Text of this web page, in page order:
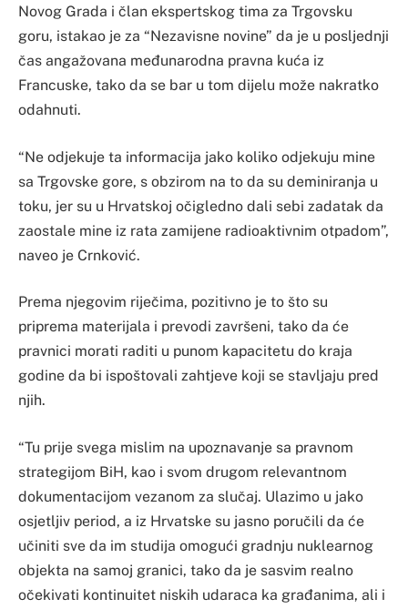
Novog Grada i član ekspertskog tima za Trgovsku
goru, istakao je za “Nezavisne novine” da je u posljednji
čas angažovana međunarodna pravna kuća iz
Francuske, tako da se bar u tom dijelu može nakratko
odahnuti.
“Ne odjekuje ta informacija jako koliko odjekuju mine
sa Trgovske gore, s obzirom na to da su deminiranja u
toku, jer su u Hrvatskoj očigledno dali sebi zadatak da
zaostale mine iz rata zamijene radioaktivnim otpadom”,
naveo je Crnković.
Prema njegovim riječima, pozitivno je to što su
priprema materijala i prevodi završeni, tako da će
pravnici morati raditi u punom kapacitetu do kraja
godine da bi ispoštovali zahtjeve koji se stavljaju pred
njih.
“Tu prije svega mislim na upoznavanje sa pravnom
strategijom BiH, kao i svom drugom relevantnom
dokumentacijom vezanom za slučaj. Ulazimo u jako
osjetljiv period, a iz Hrvatske su jasno poručili da će
učiniti sve da im studija omogući gradnju nuklearnog
objekta na samoj granici, tako da je sasvim realno
očekivati kontinuitet niskih udaraca ka građanima, ali i